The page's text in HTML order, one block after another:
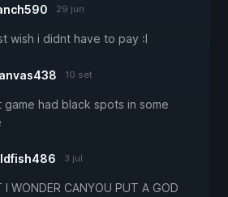
29 jun
wish i didnt have to pay :I
10 set
game had black spots in some
3 jul
I WONDER CANYOU PUT A GOD